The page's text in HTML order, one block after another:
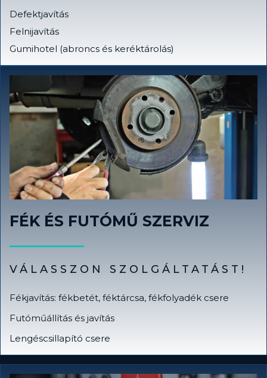
Defektjavítás
Felnijavítás
Gumihotel (abroncs és keréktárolás)
FÉK ÉS FUTÓMŰ SZERVIZ
VÁLASSZON SZOLGÁLTATÁST!
Fékjavítás: fékbetét, féktárcsa, fékfolyadék csere
Futóműállítás és javítás
Lengéscsillapító csere